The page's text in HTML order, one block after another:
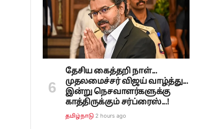
தேசிய கைத்தறி நாள்...
முதலமைச்சர் விஜய் வாழ்த்து...
இன்று நெசவாளர்களுக்கு
காத்திருக்கும் சர்ப்ரைஸ்...!
தமிழ்நாடு 2 hours ago